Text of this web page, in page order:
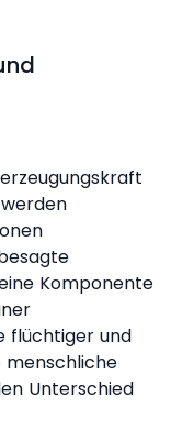
Komponente
flüchtiger und
menschliche
Unterschied